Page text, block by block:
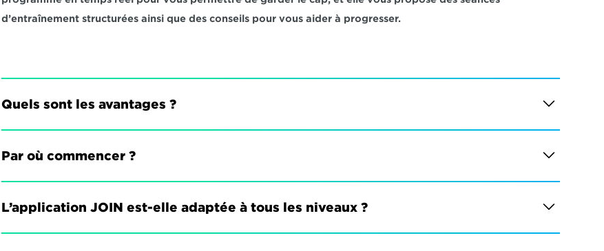
d’entraînement structurées ainsi que des conseils pour vous aider à progresser.
Quels sont les avantages ?
Par où commencer ?
L’application JOIN est-elle adaptée à tous les niveaux ?